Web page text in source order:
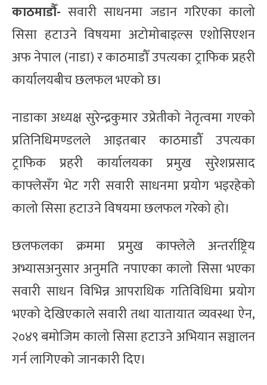
काठमाडौँ- सवारी साधनमा जडान गरिएका कालो
सिसा हटाउने विषयमा अटोमोबाइल्स एशोसिएशन
अफ नेपाल (नाडा) र काठमाडौँ उपत्यका ट्राफिक प्रहरी
कार्यालयबीच छलफल भएको छ।
नाडाका अध्यक्ष सुरेन्द्रकुमार उप्रेतीको नेतृत्वमा गएको
प्रतिनिधिमण्डलले आइतबार काठमाडौँ उपत्यका
ट्राफिक प्रहरी कार्यालयका प्रमुख सुरेशप्रसाद
काफ्लेसँग भेट गरी सवारी साधनमा प्रयोग भइरहेको
कालो सिसा हटाउने विषयमा छलफल गरेको हो।
छलफलका क्रममा प्रमुख काफ्लेले अन्तर्राष्ट्रिय
अभ्यासअनुसार अनुमति नपाएका कालो सिसा भएका
सवारी साधन विभिन्न आपराधिक गतिविधिमा प्रयोग
भएको देखिएकाले सवारी तथा यातायात व्यवस्था ऐन,
२०४९ बमोजिम कालो सिसा हटाउने अभियान सञ्चालन
गर्न लागिएको जानकारी दिए।